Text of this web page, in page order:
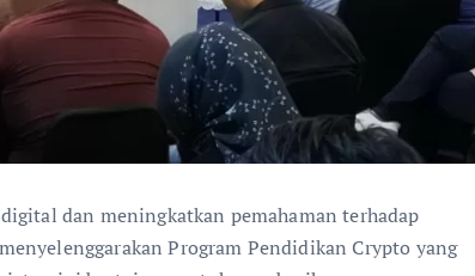
dan meningkatkan pemahaman terhadap
Program Pendidikan Crypto yang